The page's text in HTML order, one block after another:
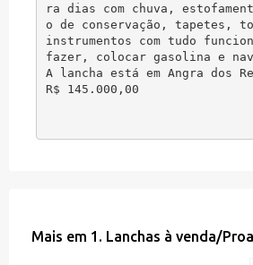
ra dias com chuva,
o de conservação, tapetes,
instrumentos com tudo
fazer, colocar gasolina e
A lancha está em Angra dos
Mais em 1. Lanchas à venda/